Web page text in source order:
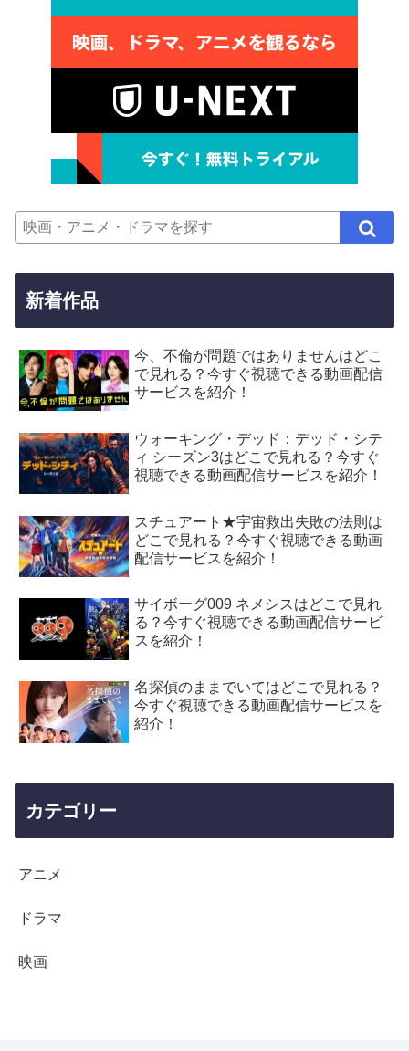
新着作品
今、不倫が問題ではありませんはどこ
で見れる？今すぐ視聴できる動画配信
サービスを紹介！
ウォーキング・デッド：デッド・シテ
ィ シーズン3はどこで見れる？今すぐ
視聴できる動画配信サービスを紹介！
スチュアート★宇宙救出失敗の法則は
どこで見れる？今すぐ視聴できる動画
配信サービスを紹介！
サイボーグ009 ネメシスはどこで見れ
る？今すぐ視聴できる動画配信サービ
スを紹介！
名探偵のままでいてはどこで見れる？
今すぐ視聴できる動画配信サービスを
紹介！
カテゴリー
アニメ
ドラマ
映画